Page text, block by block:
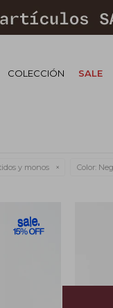
COLECCIÓN SALE
y monos Color: